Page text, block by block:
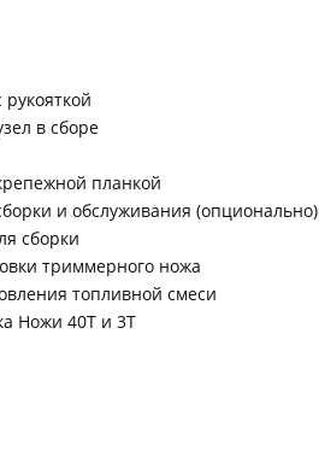
в сборе
планкой
и обслуживания (опционально)
сборки
триммерного ножа
топливной смеси
Ножи 40Т и 3Т